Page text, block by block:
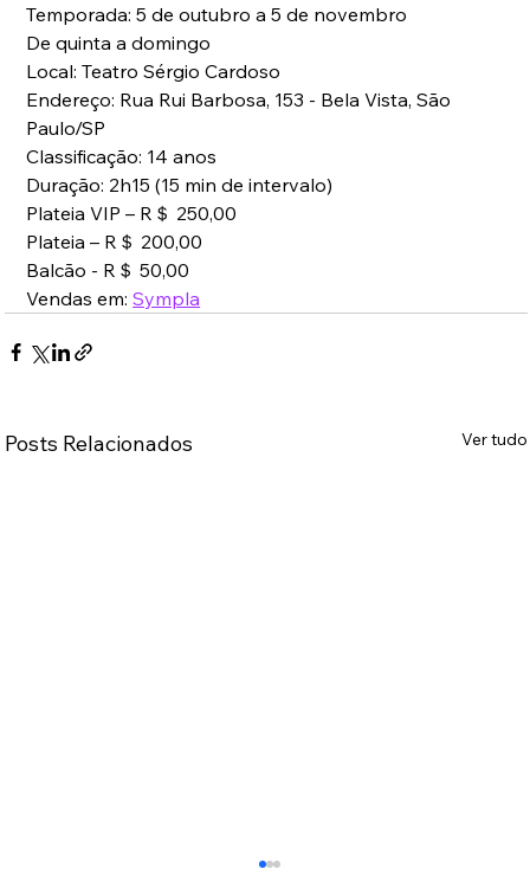
Temporada: 5 de outubro a 5 de novembro
De quinta a domingo
Local: Teatro Sérgio Cardoso
Endereço: Rua Rui Barbosa, 153 - Bela Vista, São
Paulo/SP
Classificação: 14 anos
Duração: 2h15 (15 min de intervalo)
Plateia VIP – R＄ 250,00
Plateia – R＄ 200,00
Balcão - R＄ 50,00
Vendas em: Sympla
Posts Relacionados Ver tudo